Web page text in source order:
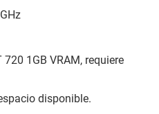
720 1GB VRAM, requiere
disponible.